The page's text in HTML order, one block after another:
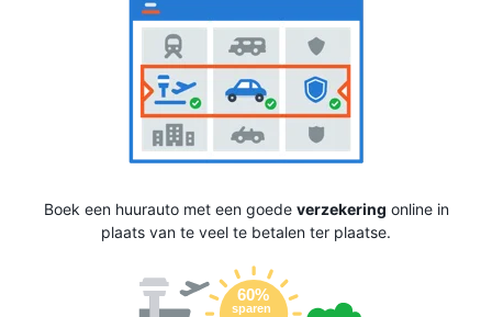
Boek een huurauto met een goede verzekering online in
plaats van te veel te betalen ter plaatse.